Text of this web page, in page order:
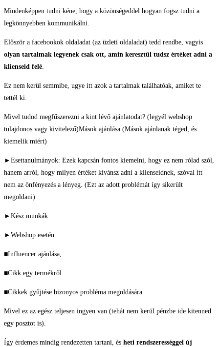
Mindenképpen tudni kéne, hogy a közönségeddel hogyan fogsz tudni a
legkönnyebben kommunikálni.
Először a facebookok oldaladat (az üzleti oldaladat) tedd rendbe, vagyis
olyan tartalmak legyenek csak ott, amin keresztül tudsz értéket adni a
klienseid felé.
Ez nem kerül semmibe, ugye itt azok a tartalmak találhatóak, amiket te
tettél ki.
Mivel tudod megfűszerezni a kint lévő ajánlatodat? (legyél webshop
tulajdonos vagy kivitelező)Mások ajánlása (Mások ajánlanak téged, és
kiemelik miért)
►Esettanulmányok: Ezek kapcsán fontos kiemelni, hogy ez nem rólad szól,
hanem arról, hogy milyen értéket kívánsz adni a klienseidnek, szóval itt
nem az önfényezés a lényeg. (Ezt az adott problémát így sikerült
megoldani)
►Kész munkák
►Webshop esetén:
■Influencer ajánlása,
■Cikk egy termékről
■Cikkek gyűjtése bizonyos probléma megoldására
Mivel ez az egész teljesen ingyen van (tehát nem kerül pénzbe ide kitenned
egy posztot is).
Így érdemes mindig rendezetten tartani, és heti rendszerességgel új